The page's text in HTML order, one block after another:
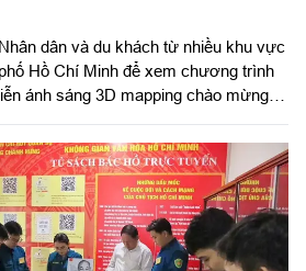
dân và du khách từ nhiều khu vực
Hồ Chí Minh để xem chương trình
ánh sáng 3D mapping chào mừng
Hồ Chí Minh (2/7/1976-2/7/2026).